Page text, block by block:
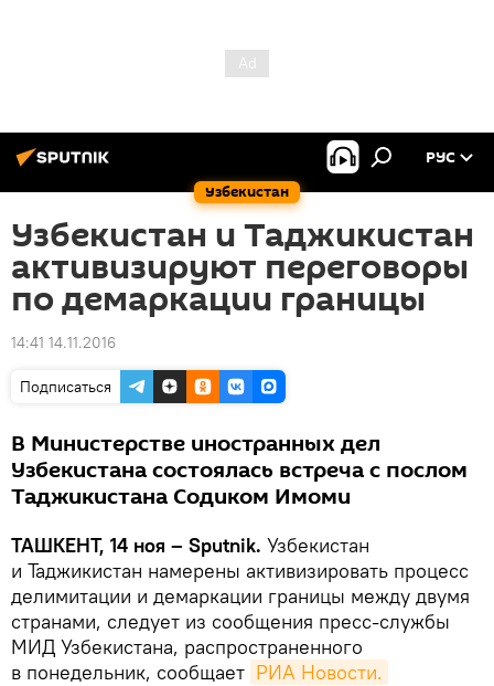
Узбекистан
РУС
Узбекистан и Таджикистан
активизируют переговоры
по демаркации границы
14:41 14.11.2016
Подписаться
В Министерстве иностранных дел
Узбекистана состоялась встреча с послом
Таджикистана Содиком Имоми
ТАШКЕНТ, 14 ноя – Sputnik. Узбекистан
и Таджикистан намерены активизировать процесс
делимитации и демаркации границы между двумя
странами, следует из сообщения пресс-службы
МИД Узбекистана, распространенного
в понедельник, сообщает РИА Новости.